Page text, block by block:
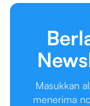
Masukkan
menerima